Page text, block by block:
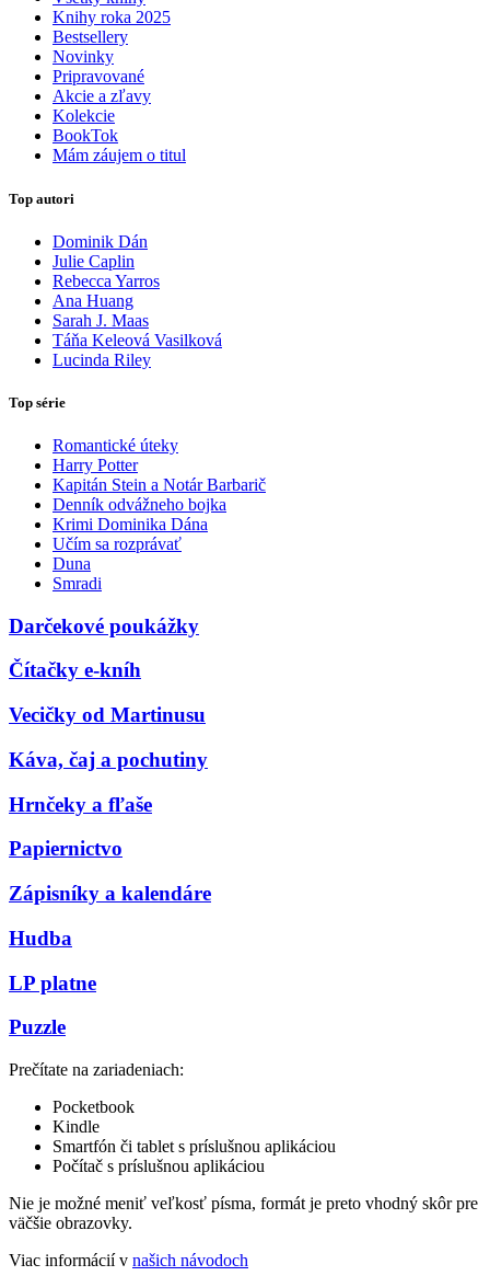
Knihy roka 2025
Bestsellery
Novinky
Pripravované
Akcie a zľavy
Kolekcie
BookTok
Mám záujem o titul
Top autori
Dominik Dán
Julie Caplin
Rebecca Yarros
Ana Huang
Sarah J. Maas
Táňa Keleová Vasilková
Lucinda Riley
Top série
Romantické úteky
Harry Potter
Kapitán Stein a Notár Barbarič
Denník odvážneho bojka
Krimi Dominika Dána
Učím sa rozprávať
Duna
Smradi
Darčekové poukážky
Čítačky e-kníh
Vecičky od Martinusu
Káva, čaj a pochutiny
Hrnčeky a fľaše
Papiernictvo
Zápisníky a kalendáre
Hudba
LP platne
Puzzle
Prečítate na zariadeniach:
Pocketbook
Kindle
Smartfón či tablet s príslušnou aplikáciou
Počítač s príslušnou aplikáciou
Nie je možné meniť veľkosť písma, formát je preto vhodný skôr pre
väčšie obrazovky.
Viac informácií v našich návodoch